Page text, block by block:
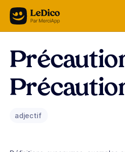
Aller au contenu
adjectif